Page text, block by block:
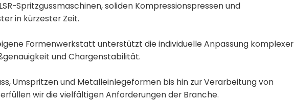
Spritzgussmaschinen, soliden Kompressionspressen und
in kürzester Zeit.
Formenwerkstatt unterstützt die individuelle Anpassung komplexer
und Chargenstabilität.
Umspritzen und Metalleinlegeformen bis hin zur Verarbeitung von
wir die vielfältigen Anforderungen der Branche.